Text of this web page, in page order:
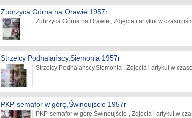
Zubrzyca Górna na Orawie 1957r
Zubrzyca Górna na Orawie , Zdjęcia i artykuł w
Strzelcy Podhalańscy,Siemonia 1957r
Strzelcy Podhalańscy,Siemonia , Zdjęcia i artykuł w
PKP-semafor w górę,Świnoujście 1957r
PKP-semafor w górę,Świnoujście , Zdjęcia i artykuł w